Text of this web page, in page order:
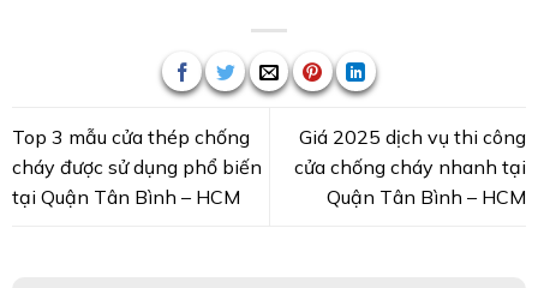
Top 3 mẫu cửa thép chống
cháy được sử dụng phổ biến
tại Quận Tân Bình – HCM
Giá 2025 dịch vụ thi công
cửa chống cháy nhanh tại
Quận Tân Bình – HCM